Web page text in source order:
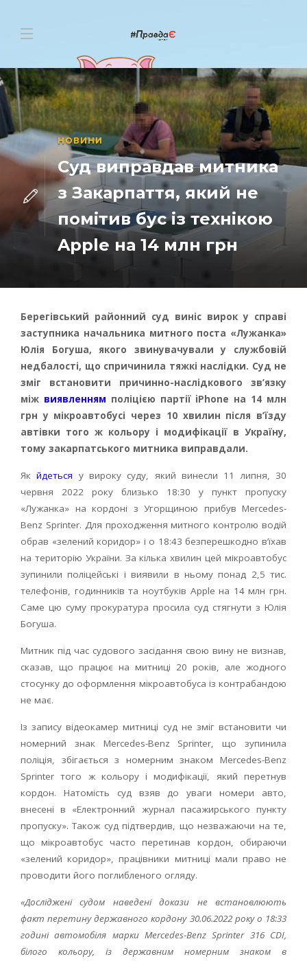
НОВИНИ
Суд виправдав митника
з Закарпаття, який не
помітив бус із технікою
Apple на 14 млн грн
Берегівський районний суд виніс вирок у справі
заступника начальника митного поста «Лужанка»
Юлія Богуша, якого звинувачували у службовій
недбалості, що спричинила тяжкі наслідки. Суд не
зміг встановити причинно-наслідкового зв’язку
між виявленням поліцією партії iPhone на 14 млн
грн у мікроавтобусі через 10 хвилин після в’їзду
автівки того ж кольору і модифікації в Україну,
тому закарпатського митника виправдали.
Якйдеться у вироку суду, який винесли 11 липня, 30
червня 2022 року близько 18:30 у пункт пропуску
«Лужанка» на кордоні з Угорщиною прибув Mercedes-
Benz Sprinter. Для проходження митного контролю водій
обрав «зелений коридор» і о 18:43 безперешкодно в’їхав
на територію України. За кілька хвилин цей мікроавтобус
зупинили поліцейські і виявили в ньому понад 2,5 тис.
телефонів, годинників та ноутбуків Apple на 14 млн грн.
Саме цю суму прокуратура просила суд стягнути з Юлія
Богуша.
Митник під час судового засідання свою вину не визнав,
сказав, що працює на митниці 20 років, але жодного
стосунку до оформлення мікроавтобуса із контрабандою
не має.
Із запису відеокамер митниці суд не зміг встановити чи
номерний знак Mercedes-Benz Sprinter, що зупинила
поліція, збігається з номерним знаком Mercedes-Benz
Sprinter того ж кольору і модифікації, який перетнув
кордон. Натомість суд взяв до уваги номери авто,
внесені в «Електронний журнал пасажирського пункту
пропуску». Також суд підтвердив, що незважаючи на те,
що мікроавтобус часто перетинав кордон, обираючи
«зелений коридор», працівники митниці мали право не
проводити його поглибленого огляду.
«Досліджені судом наведені докази не встановлюють
факт перетину державного кордону 30.06.2022 року о 18:33
годині автомобіля марки Mercedes-Benz Sprinter 316 CDI,
білого кольору, із державним номерним знаком в